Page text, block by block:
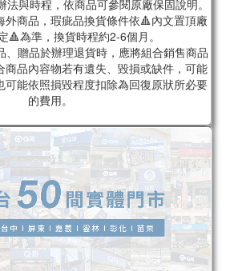
與時程，依商品可參閱原廠保固說明。
外商品，瑕疵品換貨條件依🔺內文置頂廠
🔺為準，換貨時程約2-6個月。
、贈品於辦理退貨時，應將組合銷售商品
商品內容物若有遺失、毀損或缺件，可能
可能依照損毀程度扣除為回復原狀所必要
的費用。